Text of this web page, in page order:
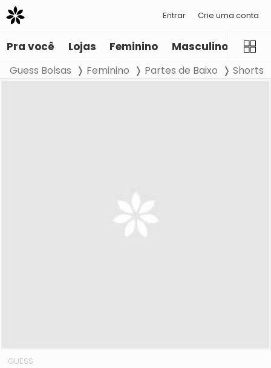
Entrar Crie uma conta
Pra você Lojas Feminino Masculino
Guess Bolsas Feminino Partes de Baixo Shorts
GUESS